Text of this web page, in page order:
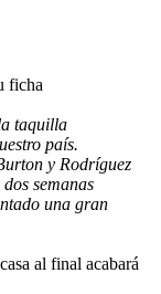
ficha
taquilla
país.
y Rodríguez
semanas
una gran
al final acabará